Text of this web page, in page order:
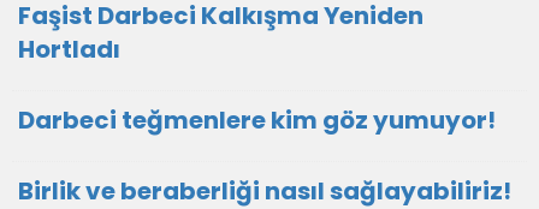
Faşist Darbeci Kalkışma Yeniden
Hortladı
Darbeci teğmenlere kim göz yumuyor!
Birlik ve beraberliği nasıl sağlayabiliriz!